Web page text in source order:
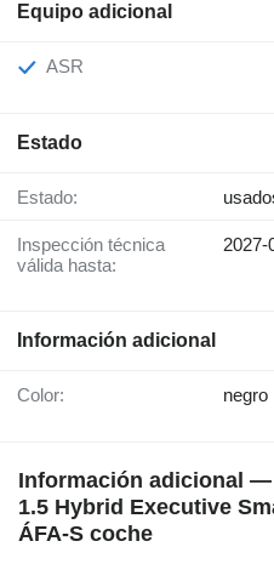
Equipo adicional
ASR
Estado
Estado:
Inspección técnica
válida hasta:
2027-
Información adicional
Color: negro
Información adicional —
1.5 Hybrid Executive
ÁFA-S coche